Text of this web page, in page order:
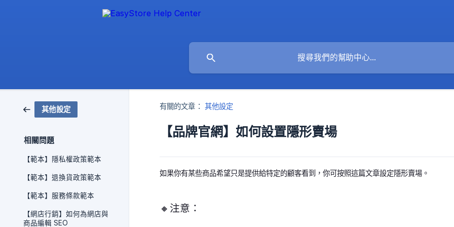
其他設定
相關問題
【範本】隱私權政策範本
【範本】退換貨政策範本
【範本】服務條款範本
【網店行銷】如何為網店與
商品編輯 SEO
有關的文章： 其他設定
【品牌官網】如何設置隱形賣場
如果你有某些商品希望只是提供給特定的顧客看到，你可按照這篇文章設定隱形賣場。
🔸注意：